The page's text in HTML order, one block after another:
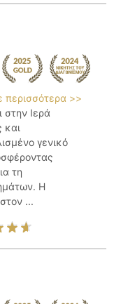
περισσότερα >>
στην Ιερά
και
γενικό
τη
Η
...